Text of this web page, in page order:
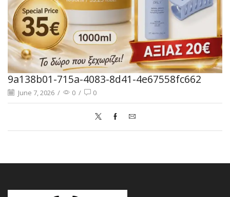
9a138b01-715a-4083-8d41-4e67558fc662
June 7, 2026 / 0 / 0